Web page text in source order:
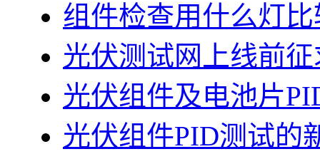
组件检查用什么灯
光伏测试网上线前
光伏组件及电池片
光伏组件PID测试的